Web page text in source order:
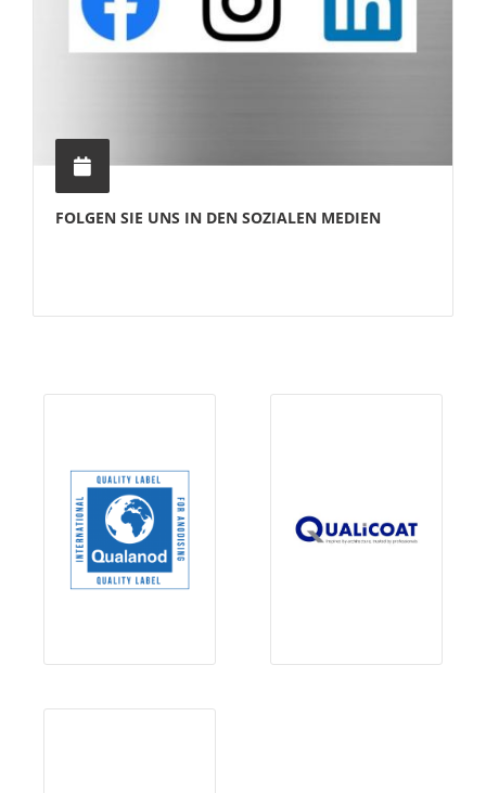
FOLGEN SIE UNS IN DEN SOZIALEN MEDIEN